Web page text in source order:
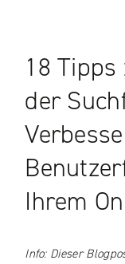
18
der
Ihrem
Info: Dieser